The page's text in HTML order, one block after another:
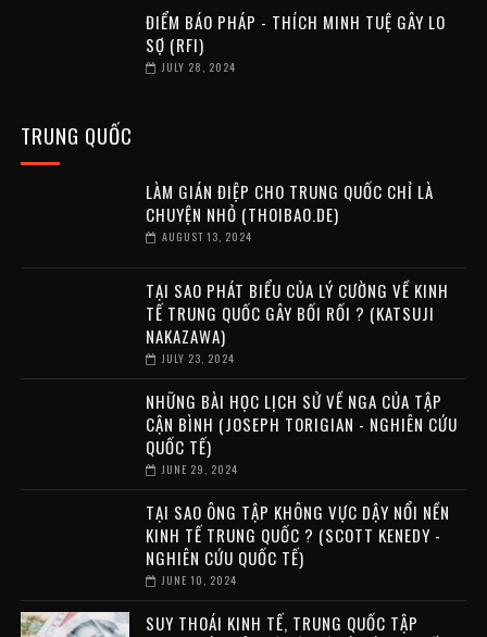
ĐIỂM BÁO PHÁP - THÍCH MINH TUỆ GÂY LO
SỢ (RFI)
JULY 28, 2024
TRUNG QUỐC
LÀM GIÁN ĐIỆP CHO TRUNG QUỐC CHỈ LÀ
CHUYỆN NHỎ (THOIBAO.DE)
AUGUST 13, 2024
TẠI SAO PHÁT BIỂU CỦA LÝ CƯỜNG VỀ KINH
TẾ TRUNG QUỐC GÂY BỐI RỐI ? (KATSUJI
NAKAZAWA)
JULY 23, 2024
NHỮNG BÀI HỌC LỊCH SỬ VỀ NGA CỦA TẬP
CẬN BÌNH (JOSEPH TORIGIAN - NGHIÊN CỨU
QUỐC TẾ)
JUNE 29, 2024
TẠI SAO ÔNG TẬP KHÔNG VỰC DẬY NỔI NỀN
KINH TẾ TRUNG QUỐC ? (SCOTT KENEDY -
NGHIÊN CỨU QUỐC TẾ)
JUNE 10, 2024
SUY THOÁI KINH TẾ, TRUNG QUỐC TẬP